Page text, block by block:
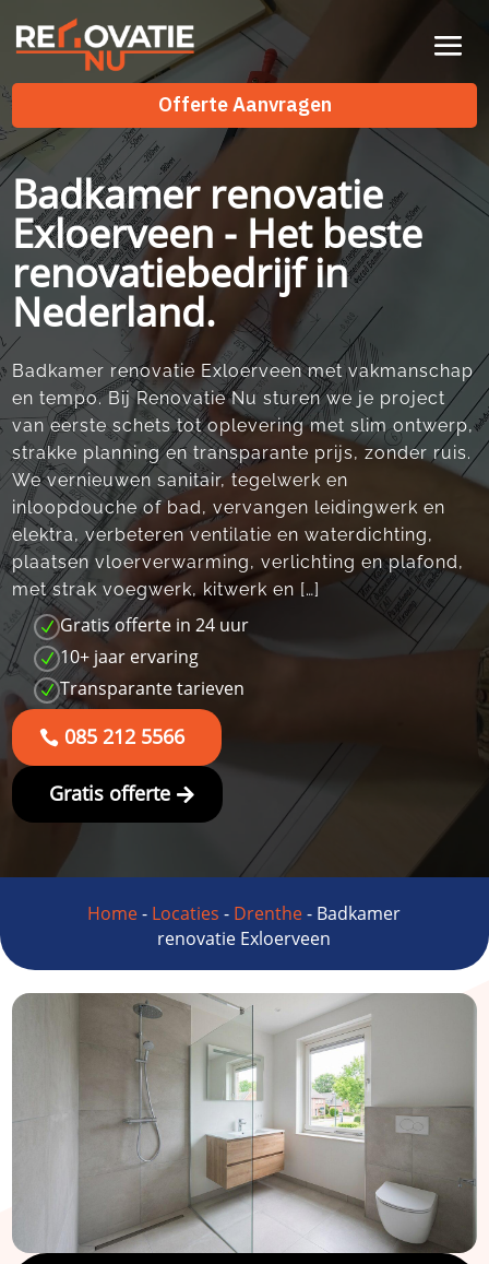
Offerte Aanvragen
Badkamer renovatie
Exloerveen - Het beste
renovatiebedrijf in
Nederland.
Badkamer renovatie Exloerveen met vakmanschap
en tempo. Bij Renovatie Nu sturen we je project
van eerste schets tot oplevering met slim ontwerp,
strakke planning en transparante prijs, zonder ruis.
We vernieuwen sanitair, tegelwerk en
inloopdouche of bad, vervangen leidingwerk en
elektra, verbeteren ventilatie en waterdichting,
plaatsen vloerverwarming, verlichting en plafond,
met strak voegwerk, kitwerk en […]
N Gratis offerte in 24 uur
N 10+ jaar ervaring
N Transparante tarieven
085 212 5566
Gratis offerte
Home- Locaties - Drenthe- Badkamer
renovatie Exloerveen